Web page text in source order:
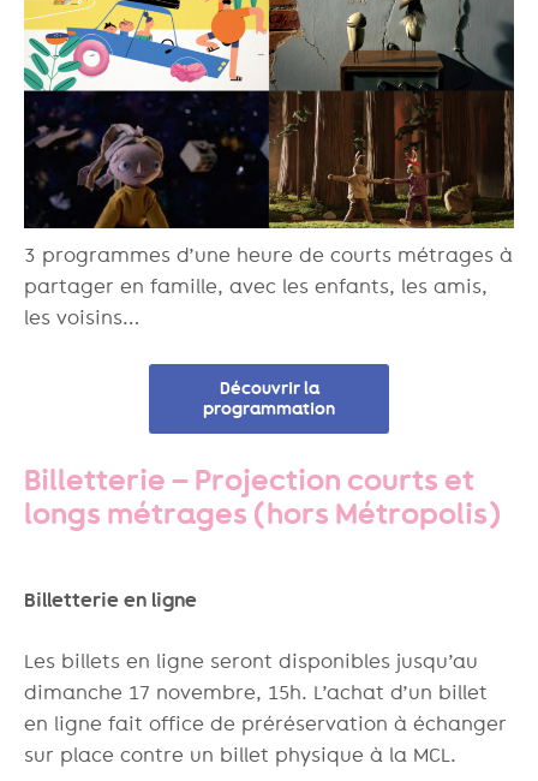
3 programmes d’une heure de courts métrages à
partager en famille, avec les enfants, les amis,
les voisins…
Découvrir la
programmation
Billetterie – Projection courts et
longs métrages (hors Métropolis)
Billetterie en ligne
Les billets en ligne seront disponibles jusqu’au
dimanche 17 novembre, 15h. L’achat d’un billet
en ligne fait office de préréservation à échanger
sur place contre un billet physique à la MCL.